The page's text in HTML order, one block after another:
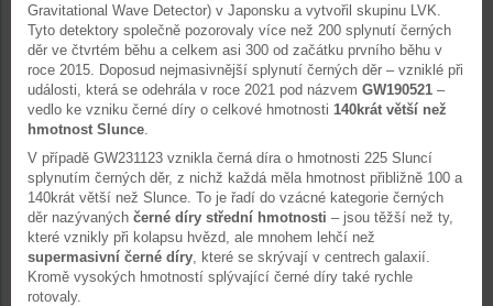
Gravitational Wave Detector) v Japonsku a vytvořil skupinu LVK.
Tyto detektory společně pozorovaly více než 200 splynutí černých
děr ve čtvrtém běhu a celkem asi 300 od začátku prvního běhu v
roce 2015. Doposud nejmasivnější splynutí černých děr – vzniklé při
události, která se odehrála v roce 2021 pod názvem GW190521 –
vedlo ke vzniku černé díry o celkové hmotnosti 140krát větší než
hmotnost Slunce
V případě GW231123 vznikla černá díra o hmotnosti 225 Sluncí
splynutím černých děr, z nichž každá měla hmotnost přibližně 100 a
140krát větší než Slunce. To je řadí do vzácné kategorie černých
děr nazývaných černé díry střední hmotnosti – jsou těžší než ty,
které vznikly při kolapsu hvězd, ale mnohem lehčí než
supermasivní černé díry , které se skrývají v centrech galaxií.
Kromě vysokých hmotností splývající černé díry také rychle
rotovaly.